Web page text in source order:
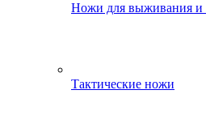
Ножи для выживания и
Тактические ножи